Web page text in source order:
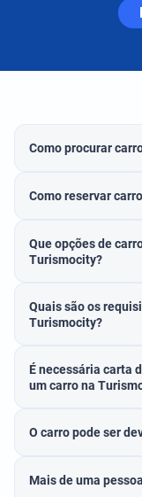
Como procurar
Como reservar
Que opções de
Turismocity?
Quais são os
Turismocity?
É necessária carta
um carro na
O carro pode ser
Mais de uma